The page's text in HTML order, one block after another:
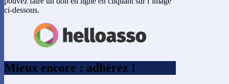
ci-dessous.
Mieux encore : adhérez !